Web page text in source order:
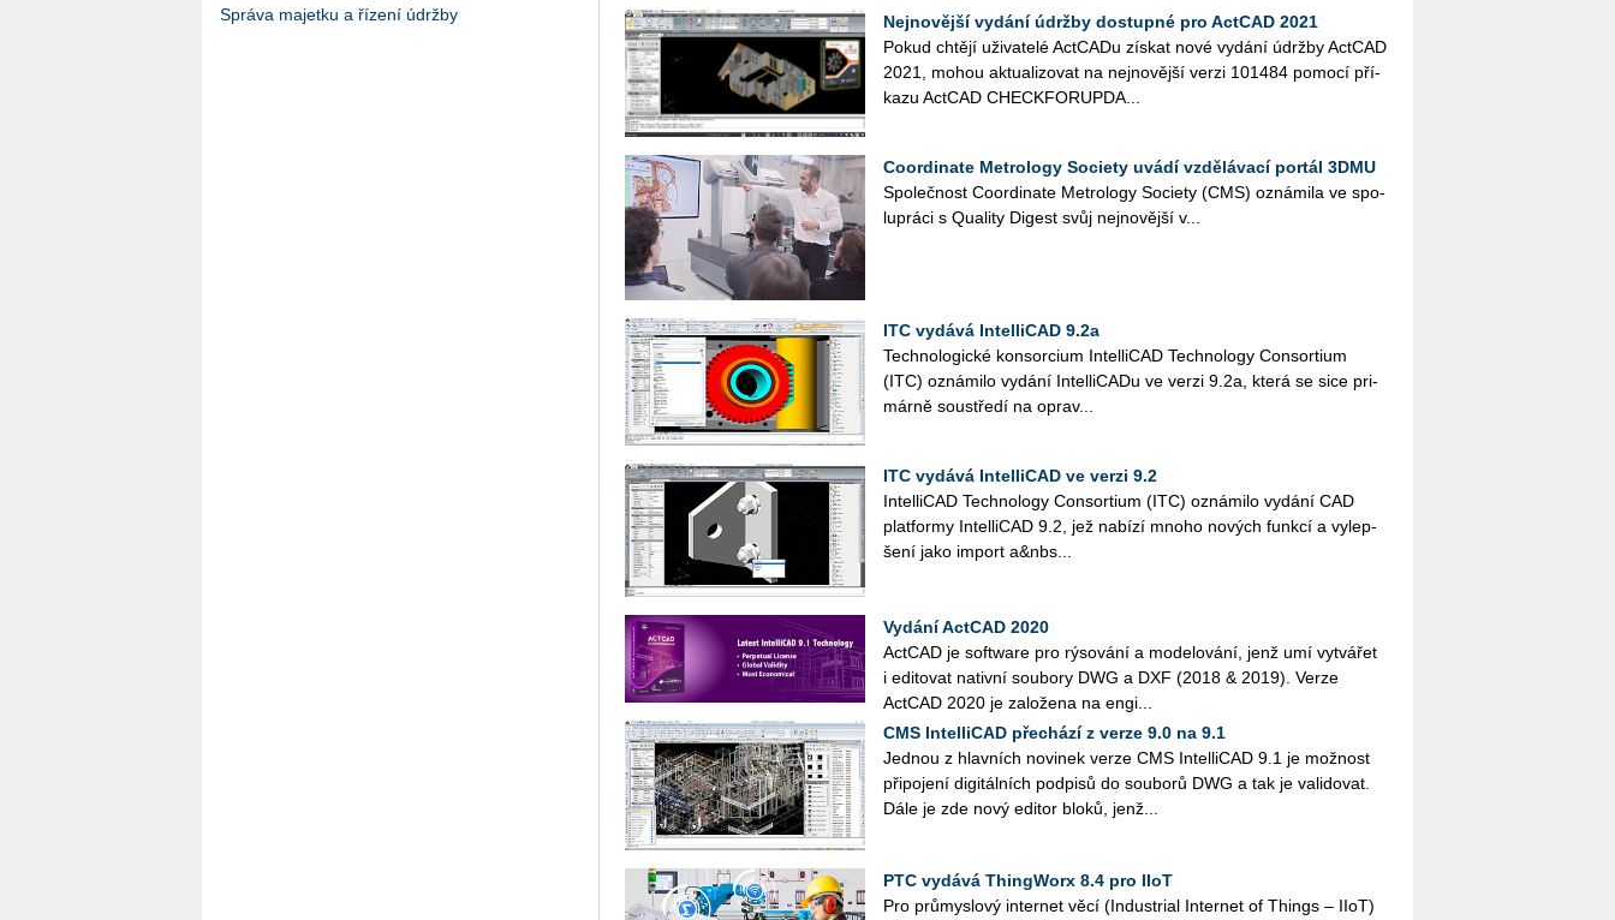
Správa majetku a řízení údržby
Nejnovější vydání údržby dostupné pro ActCAD 2021
Pokud chtě­jí uži­va­te­lé Act­CA­Du zís­kat nové vy­dá­ní údrž­by Act­CAD
2021, mohou ak­tu­a­li­zo­vat na nej­no­věj­ší verzi 101484 po­mo­cí pří­
ka­zu Act­CAD CHECK­FOR­UP­DA...
Coordinate Metrology Society uvádí vzdělávací portál 3DMU
Spo­leč­nost Co­or­di­na­te Me­t­ro­lo­gy So­ci­e­ty (CMS) ozná­mi­la ve spo­
lu­prá­ci s Qua­li­ty Di­gest svůj nej­no­věj­ší v...
ITC vydává IntelliCAD 9.2a
Tech­no­lo­gic­ké kon­sor­ci­um In­tel­li­CAD Tech­no­lo­gy Con­sor­ti­um
(ITC) ozná­mi­lo vy­dá­ní In­tel­li­CA­Du ve verzi 9.2a, která se sice pri­
már­ně sou­stře­dí na opra­v...
ITC vy­dá­vá In­tel­li­CAD ve verzi 9.2
In­tel­li­CAD Tech­no­lo­gy Con­sor­ti­um (ITC) ozná­mi­lo vy­dá­ní CAD
plat­for­my In­tel­li­CAD 9.2, jež na­bí­zí mno­ho no­vých funk­cí a vy­lep­
še­ní jako im­port a&nbs...
Vydání ActCAD 2020
ActCAD je software pro rýsování a modelování, jenž umí vytvářet
i editovat nativní soubory DWG a DXF (2018 & 2019). Verze
ActCAD 2020 je založena na engi...
CMS IntelliCAD přechází z verze 9.0 na 9.1
Jednou z hlavních novinek verze CMS IntelliCAD 9.1 je možnost
připojení digitálních podpisů do souborů DWG a tak je validovat.
Dále je zde nový editor bloků, jenž...
PTC vydává ThingWorx 8.4 pro IIoT
Pro průmyslový internet věcí (Industrial Internet of Things – IIoT)